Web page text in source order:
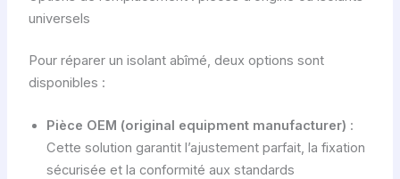
universels
Pour réparer un isolant abîmé, deux options sont
disponibles :
Pièce OEM (original equipment manufacturer) :
Cette solution garantit l’ajustement parfait, la fixation
sécurisée et la conformité aux standards